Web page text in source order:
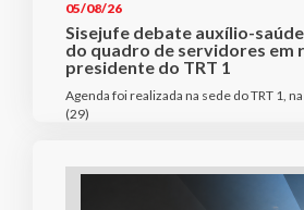
05/08/26
Sisejufe debate auxílio-
do quadro de servidores em
presidente do TRT 1
Agenda foi realizada na sede do TRT 1,
(29)